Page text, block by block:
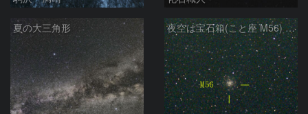
夏の大三角形 夜空は宝石箱(こと座 M56) Seestar50